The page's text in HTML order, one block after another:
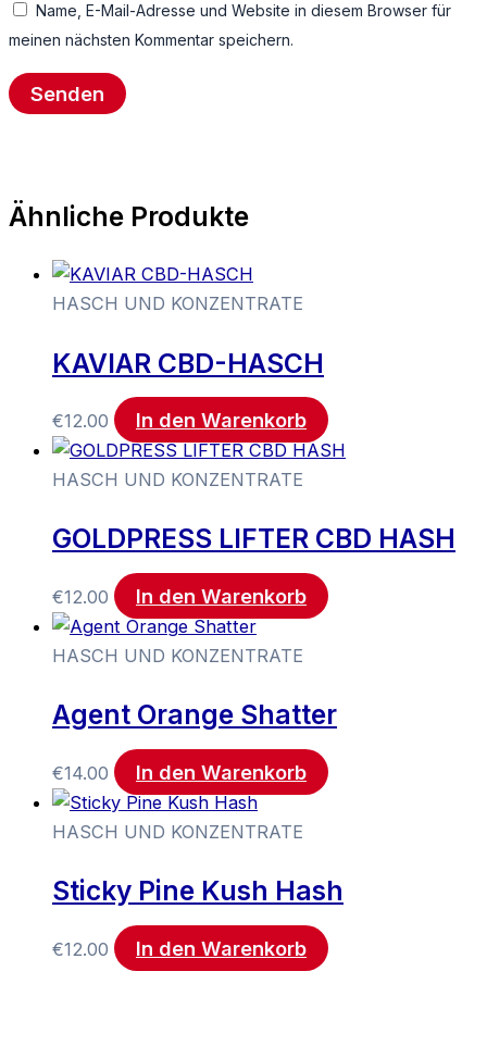
Name, E-Mail-Adresse und Website in diesem Browser für
meinen nächsten Kommentar speichern.
Ähnliche Produkte
HASCH UND KONZENTRATE
KAVIAR CBD-HASCH
€12.00 In den Warenkorb
HASCH UND KONZENTRATE
GOLDPRESS LIFTER CBD HASH
€12.00 In den Warenkorb
HASCH UND KONZENTRATE
Agent Orange Shatter
€14.00 In den Warenkorb
HASCH UND KONZENTRATE
Sticky Pine Kush Hash
€12.00 In den Warenkorb